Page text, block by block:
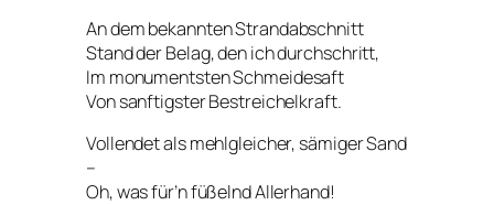
An dem bekannten Strandabschnitt
Stand der Belag, den ich durchschritt,
Im monumentsten Schmeidesaft
Von sanftigster Bestreichelkraft.
Vollendet als mehlgleicher, sämiger Sand
–
Oh, was für’n füßelnd Allerhand!